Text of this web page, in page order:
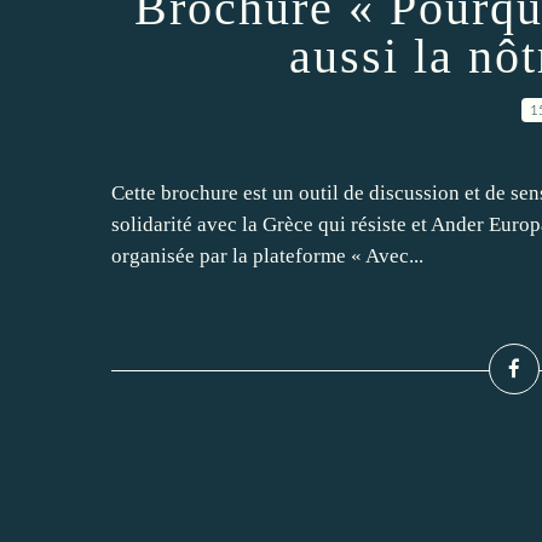
aussi la
Cette brochure est un outil de discussion et de
solidarité avec la Grèce qui résiste et Ander
organisée par la plateforme « Avec...